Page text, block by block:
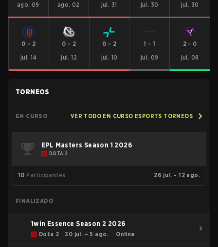
ago. 09
ago. 02
jul. 31
jul. 30
jul. 30
0 - 2
jul. 14
0 - 2
jul. 12
0 - 2
jul. 10
1 - 1
jul. 09
2- 0
jul. 08
TORNEOS
EN CURSO VER TODO EN CURSO ESPORTS TORNEOS
EPL Masters Season 1 2026
DOTA 2
10 Participantes 26 jul. – 12 ago.
FINALIZADO
1win Essence Season 2 2026
Dota 2 30 jul. – 5 ago. Online